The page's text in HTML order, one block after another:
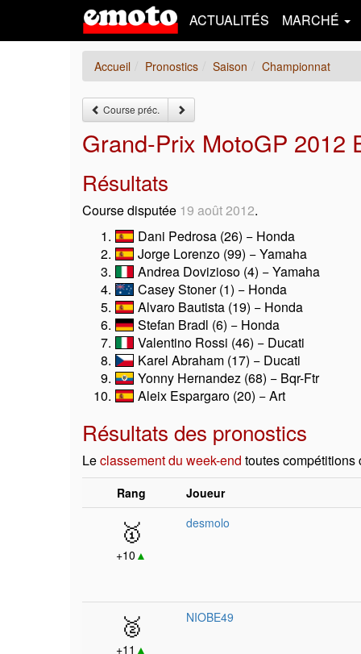
ACTUALITÉS MARCHÉ
Accueil Pronostics Saison Championnat
Course préc.
Grand-Prix MotoGP 2012
Résultats
Course disputée 19 août 2012.
Dani Pedrosa (26) − Honda
Jorge Lorenzo (99) − Yamaha
Andrea Dovizioso (4) − Yamaha
Casey Stoner (1) − Honda
Alvaro Bautista (19) − Honda
Stefan Bradl (6) − Honda
Valentino Rossi (46) − Ducati
Karel Abraham (17) − Ducati
Yonny Hernandez (68) − Bqr-Ftr
Aleix Espargaro (20) − Art
Résultats des pronostics
Leclassement du week-end toutes compétitions
Rang Joueur
🥇
+10 ▲
desmolo
🥈
+11 ▲
NIOBE49